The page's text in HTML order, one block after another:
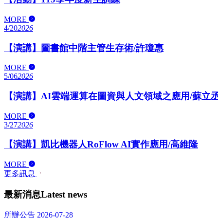
MORE
4/202026
【演講】圖書館中階主管生存術/許瓊惠
MORE
5/062026
【演講】AI雲端運算在圖資與人文領域之應用/蘇立
MORE
3/272026
【演講】凱比機器人RoFlow AI實作應用/高維隆
MORE
更多訊息
最新消息Latest news
所辦公告 2026-07-28